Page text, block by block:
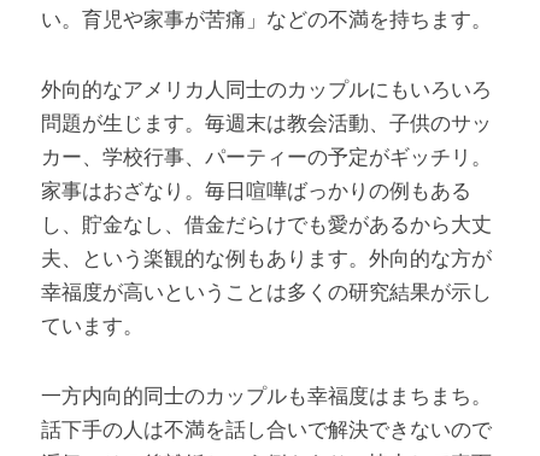
い。育児や家事が苦痛」などの不満を持ちます。
外向的なアメリカ人同士のカップルにもいろいろ
問題が生じます。毎週末は教会活動、子供のサッ
カー、学校行事、パーティーの予定がギッチリ。
家事はおざなり。毎日喧嘩ばっかりの例もある
し、貯金なし、借金だらけでも愛があるから大丈
夫、という楽観的な例もあります。外向的な方が
幸福度が高いということは多くの研究結果が示し
ています。
一方内向的同士のカップルも幸福度はまちまち。
話下手の人は不満を話し合いで解決できないので